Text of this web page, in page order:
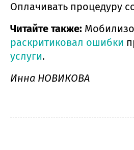
Оплачивать процедуру
Читайте также:
раскритиковал ошибки
услуги.
Инна НОВИКОВА